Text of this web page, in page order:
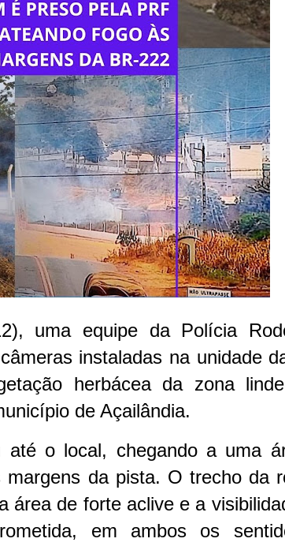
uma equipe da Polícia
instaladas na unidade
herbácea da zona
de Açailândia.
até o local, chegando a uma
da pista. O trecho da
área de forte aclive e a
em ambos os